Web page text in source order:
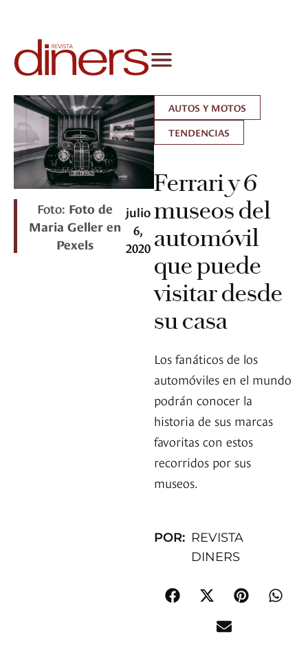
Foto: Foto de
Maria Geller en
Pexels
julio
6,
2020
AUTOS Y MOTOS
TENDENCIAS
Ferrari y 6
museos del
automóvil
que puede
visitar desde
su casa
Los fanáticos de los
automóviles en el mundo
podrán conocer la
historia de sus marcas
favoritas con estos
recorridos por sus
museos.
POR: REVISTA
DINERS